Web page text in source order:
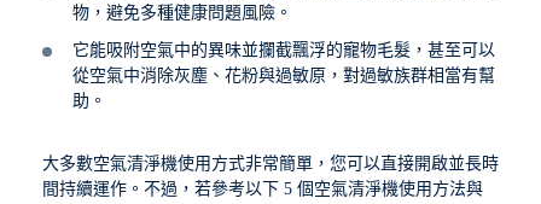
物，避免多種健康問題風險。
它能吸附空氣中的異味並攔截飄浮的寵物毛髮，甚至可以
從空氣中消除灰塵、花粉與過敏原，對過敏族群相當有幫
助。
大多數空氣清淨機使用方式非常簡單，您可以直接開啟並長時
間持續運作。不過，若參考以下 5 個空氣清淨機使用方法與